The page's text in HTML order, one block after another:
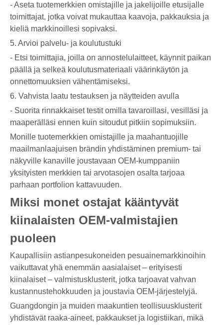
- Aseta tuotemerkkien omistajille ja jakelijoille etusijalle
toimittajat, jotka voivat mukauttaa kaavoja, pakkauksia ja
kieliä markkinoillesi sopivaksi.
5. Arvioi palvelu- ja koulutustuki
- Etsi toimittajia, joilla on annostelulaitteet, käynnit paikan
päällä ja selkeä koulutusmateriaali väärinkäytön ja
onnettomuuksien vähentämiseksi.
6. Vahvista laatu testauksen ja näytteiden avulla
- Suorita rinnakkaiset testit omilla tavaroillasi, vesilläsi ja
maaperälläsi ennen kuin sitoudut pitkiin sopimuksiin.
Monille tuotemerkkien omistajille ja maahantuojille
maailmanlaajuisen brändin yhdistäminen premium- tai
näkyville kanaville joustavaan OEM-kumppaniin
yksityisten merkkien tai arvotasojen osalta tarjoaa
parhaan portfolion kattavuuden.
Miksi monet ostajat kääntyvät
kiinalaisten OEM-valmistajien
puoleen
Kaupallisiin astianpesukoneiden pesuainemarkkinoihin
vaikuttavat yhä enemmän aasialaiset – erityisesti
kiinalaiset – valmistusklusterit, jotka tarjoavat vahvan
kustannustehokkuuden ja joustavia OEM-järjestelyjä.
Guangdongin ja muiden maakuntien teollisuusklusterit
yhdistävät raaka-aineet, pakkaukset ja logistiikan, mikä